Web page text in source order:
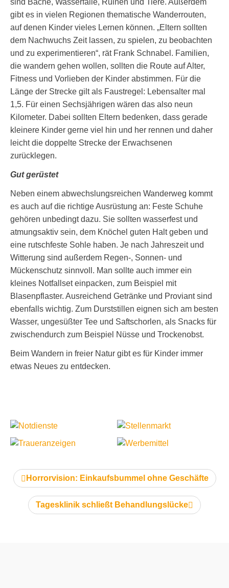
gibt es in vielen Regionen thematische Wanderrouten,
auf denen Kinder vieles Lernen können. „Eltern sollten
dem Nachwuchs Zeit lassen, zu spielen, zu beobachten
und zu experimentieren“, rät Frank Schnabel. Familien,
die wandern gehen wollen, sollten die Route auf Alter,
Fitness und Vorlieben der Kinder abstimmen. Für die
Länge der Strecke gilt als Faustregel: Lebensalter mal
1,5. Für einen Sechsjährigen wären das also neun
Kilometer. Dabei sollten Eltern bedenken, dass gerade
kleinere Kinder gerne viel hin und her rennen und daher
leicht die doppelte Strecke der Erwachsenen
zurücklegen.
Gut gerüstet
Neben einem abwechslungsreichen Wanderweg kommt
es auch auf die richtige Ausrüstung an: Feste Schuhe
gehören unbedingt dazu. Sie sollten wasserfest und
atmungsaktiv sein, dem Knöchel guten Halt geben und
eine rutschfeste Sohle haben. Je nach Jahreszeit und
Witterung sind außerdem Regen-, Sonnen- und
Mückenschutz sinnvoll. Man sollte auch immer ein
kleines Notfallset einpacken, zum Beispiel mit
Blasenpflaster. Ausreichend Getränke und Proviant sind
ebenfalls wichtig. Zum Durststillen eignen sich am besten
Wasser, ungesüßter Tee und Saftschorlen, als Snacks für
zwischendurch zum Beispiel Nüsse und Trockenobst.
Beim Wandern in freier Natur gibt es für Kinder immer
etwas Neues zu entdecken.
vorheriger Artikel:
Horrorvision: Einkaufsbummel ohne Geschäfte
nächster Artikel:
Tagesklinik schließt Behandlungslücke